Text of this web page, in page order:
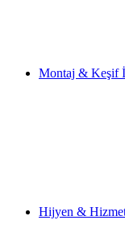
Montaj & Keşif
Hijyen &